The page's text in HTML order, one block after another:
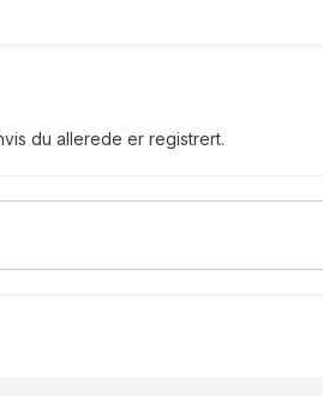
du allerede er registrert.